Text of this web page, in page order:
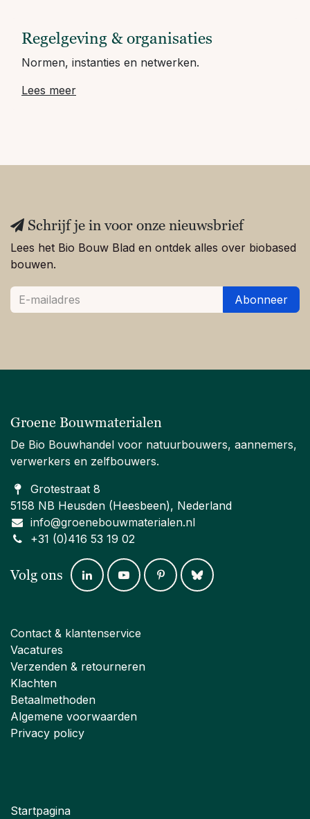
Regelgeving & organisaties
Normen, instanties en netwerken.
Lees meer
Schrijf je in voor onze nieuwsbrief
Lees het Bio Bouw Blad en ontdek alles over biobased
bouwen.
Abonneer
Groene Bouwmaterialen
De Bio Bouwhandel voor natuurbouwers, aannemers,
verwerkers en zelfbouwers.
Grotestraat 8
5158 NB Heusden (Heesbeen), Nederland
info@groenebouwmaterialen.nl
+31 (0)416 53 19 02
Volg ons
Contact & klantenservice
Vacatures
Verzenden & retourneren
Klachten
Betaalmethoden
Algemene voorwaarden
Privacy policy
Startpagina